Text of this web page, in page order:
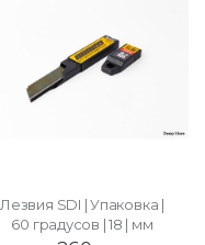
Лезвия SDI | Упаковка |
60 градусов | 18 | мм